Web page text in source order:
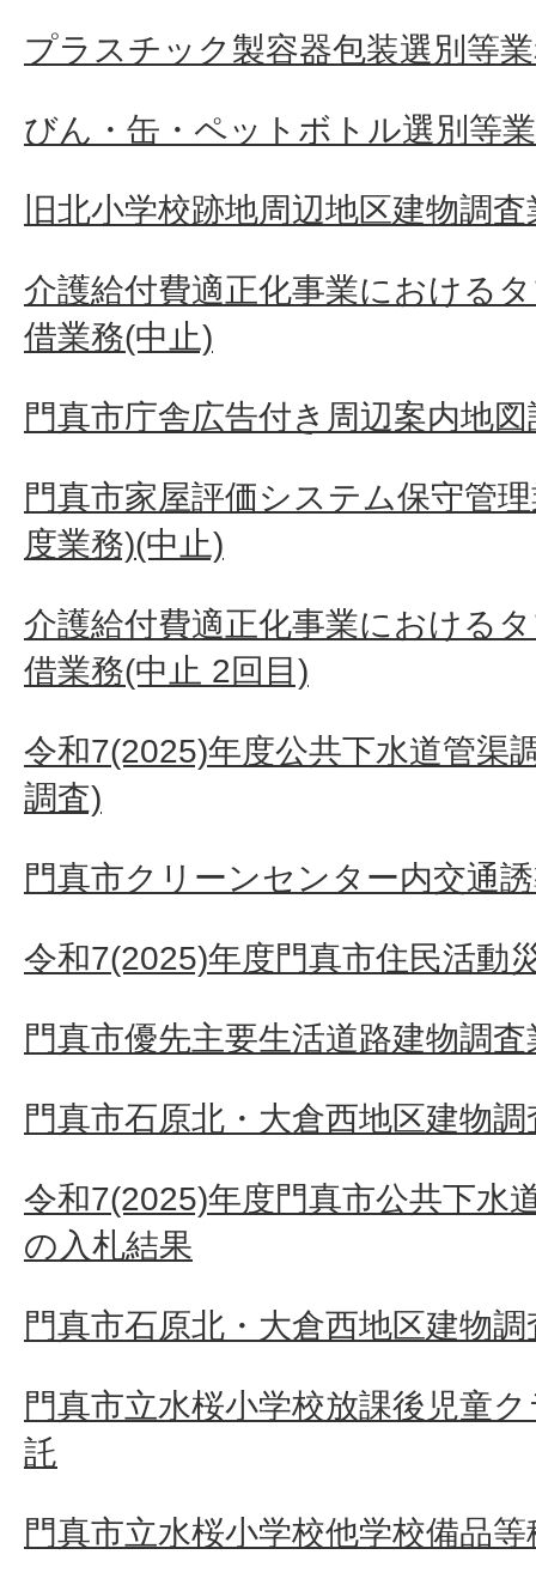
プラスチック製容器包装選別等
びん・缶・ペットボトル選別等
旧北小学校跡地周辺地区建物調
介護給付費適正化事業における
借業務(中止)
門真市庁舎広告付き周辺案内地
門真市家屋評価システム保守管
度業務)(中止)
介護給付費適正化事業における
借業務(中止 2回目)
令和7(2025)年度公共下水道管渠
調査)
門真市クリーンセンター内交通
令和7(2025)年度門真市住民活動
門真市優先主要生活道路建物調
門真市石原北・大倉西地区建物
令和7(2025)年度門真市公共下水
の入札結果
門真市石原北・大倉西地区建物
門真市立水桜小学校放課後児童
託
門真市立水桜小学校他学校備品